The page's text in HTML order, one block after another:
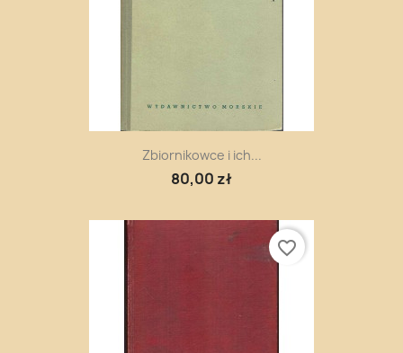
Zbiornikowce i ich...
80,00 zł
favorite_border